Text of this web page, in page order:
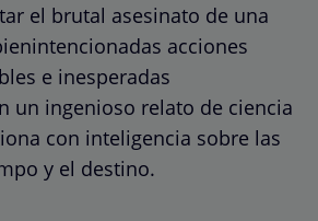
el brutal asesinato de una
acciones
e inesperadas
un ingenioso relato de ciencia
con inteligencia sobre las
y el destino.